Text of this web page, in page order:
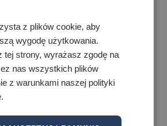
siłowni:
19:00
z plików cookie, aby
wygodę użytkowania.
tej strony, wyrażasz zgodę na
nas wszystkich plików
z warunkami naszej polityki